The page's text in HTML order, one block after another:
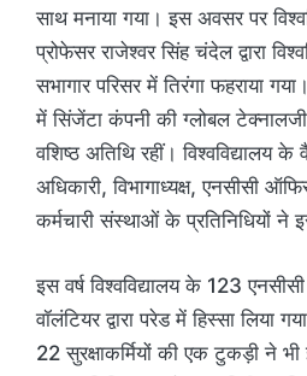
साथ मनाया गया। इस अवसर पर
प्रोफेसर राजेश्वर सिंह चंदेल द्वारा
सभागार परिसर में तिरंगा फहराया
में सिंजेंटा कंपनी की ग्लोबल
वशिष्ठ अतिथि रहीं। विश्वविद्यालय के
अधिकारी, विभागाध्यक्ष, एनसीसी
कर्मचारी संस्थाओं के प्रतिनिधियों ने
इस वर्ष विश्वविद्यालय के 123
वॉलंटियर द्वारा परेड में हिस्सा लिया
22 सुरक्षाकर्मियों की एक टुकड़ी ने